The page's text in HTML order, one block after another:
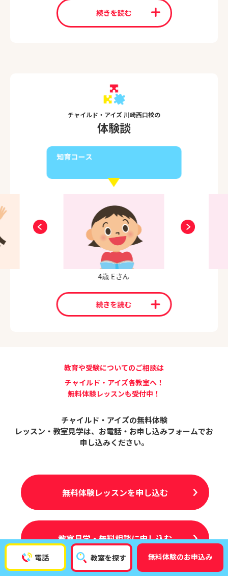
電話 教室を探す 無料体験のお申込み
続きを読む
チャイルド・アイズ 川崎西口校の
体験談
知育コース
4歳 Eさん
続きを読む
教育や受験についてのご相談は
チャイルド・アイズ各教室へ！
無料体験レッスンも受付中！
チャイルド・アイズの無料体験
レッスン・教室見学は、 お電話・お申し込みフォームでお
申し込みください。
無料体験レッスンを申し込む
教室見学・無料相談に申し込む